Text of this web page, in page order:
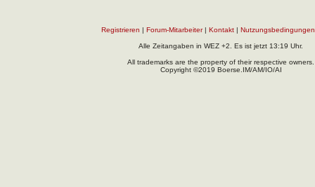
Registrieren Forum-Mitarbeiter| Kontakt Nutzungsbedingungen
Alle Zeitangaben in WEZ +2. Es ist jetzt 13:19 Uhr.
All trademarks are the property of their respective owners.
Copyright ©2019 Boerse.IM/AM/IO/AI